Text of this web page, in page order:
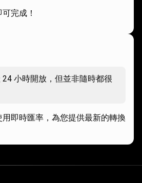
完成！
小時開放，但並非隨時都很
即時匯率，為您提供最新的轉換